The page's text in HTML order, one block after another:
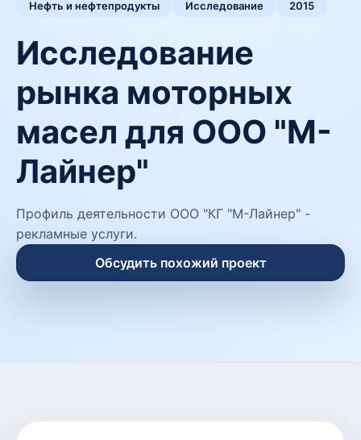
Нефть и нефтепродукты Исследование 2015
Исследование
рынка моторных
масел для ООО "М-
Лайнер"
Профиль деятельности ООО "КГ "М-Лайнер" -
рекламные услуги.
Обсудить похожий проект